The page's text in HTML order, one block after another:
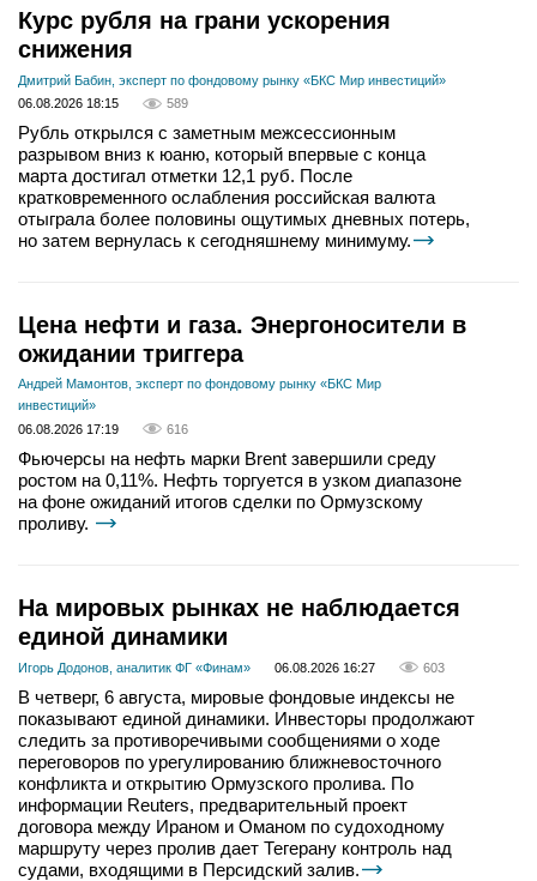
Курс рубля на грани ускорения
снижения
Дмитрий Бабин, эксперт по фондовому рынку «БКС Мир инвестиций»
06.08.2026 18:15
589
Рубль открылся с заметным межсессионным
разрывом вниз к юаню, который впервые с конца
марта достигал отметки 12,1 руб. После
кратковременного ослабления российская валюта
отыграла более половины ощутимых дневных потерь,
но затем вернулась к сегодняшнему минимуму.
Цена нефти и газа. Энергоносители в
ожидании триггера
Андрей Мамонтов, эксперт по фондовому рынку «БКС Мир
инвестиций»
06.08.2026 17:19
616
Фьючерсы на нефть марки Brent завершили среду
ростом на 0,11%. Нефть торгуется в узком диапазоне
на фоне ожиданий итогов сделки по Ормузскому
проливу.
На мировых рынках не наблюдается
единой динамики
Игорь Додонов, аналитик ФГ «Финам» 06.08.2026 16:27 603
В четверг, 6 августа, мировые фондовые индексы не
показывают единой динамики. Инвесторы продолжают
следить за противоречивыми сообщениями о ходе
переговоров по урегулированию ближневосточного
конфликта и открытию Ормузского пролива. По
информации Reuters, предварительный проект
договора между Ираном и Оманом по судоходному
маршруту через пролив дает Тегерану контроль над
судами, входящими в Персидский залив.